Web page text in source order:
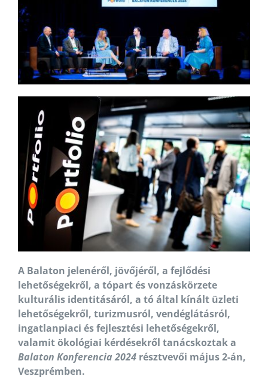
A Balaton jelenéről, jövőjéről, a fejlődési
lehetőségekről, a tópart és vonzáskörzete
kulturális identitásáról, a tó által kínált üzleti
lehetőségekről, turizmusról, vendéglátásról,
ingatlanpiaci és fejlesztési lehetőségekről,
valamit ökológiai kérdésekről tanácskoztak a
Balaton Konferencia 2024résztvevői május 2-án,
Veszprémben.